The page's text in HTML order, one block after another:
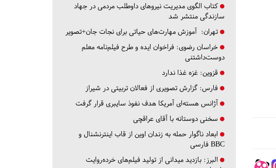
کتاب الگوی مدیریت نیروهای داوطلب مردمی در جهاد
سازندگی منتشر شد
تهران: آموزش مهارت‌های حیاتی برای نجات جان+تصویر
خراسان رضوی: فراخوان ایده و طرح فیلم‌نامه معلم
دوست‌داشتنی
قزوین: غزه غذا ندارد
فارس: گزارش تصویری از فعالان تربیتی در شیراز
آژانس هسته‌ای آمریکا هدف نفوذ سایبری قرار گرفت
سخنی دوستانه با آقای عراقچی
ابعاد ناگوار حمله به زندان اوین از قاب اینترنشنال و
BBC فارسی
البرز: بازدید میدانی از تولید فیلم‌های خرده‌روایت